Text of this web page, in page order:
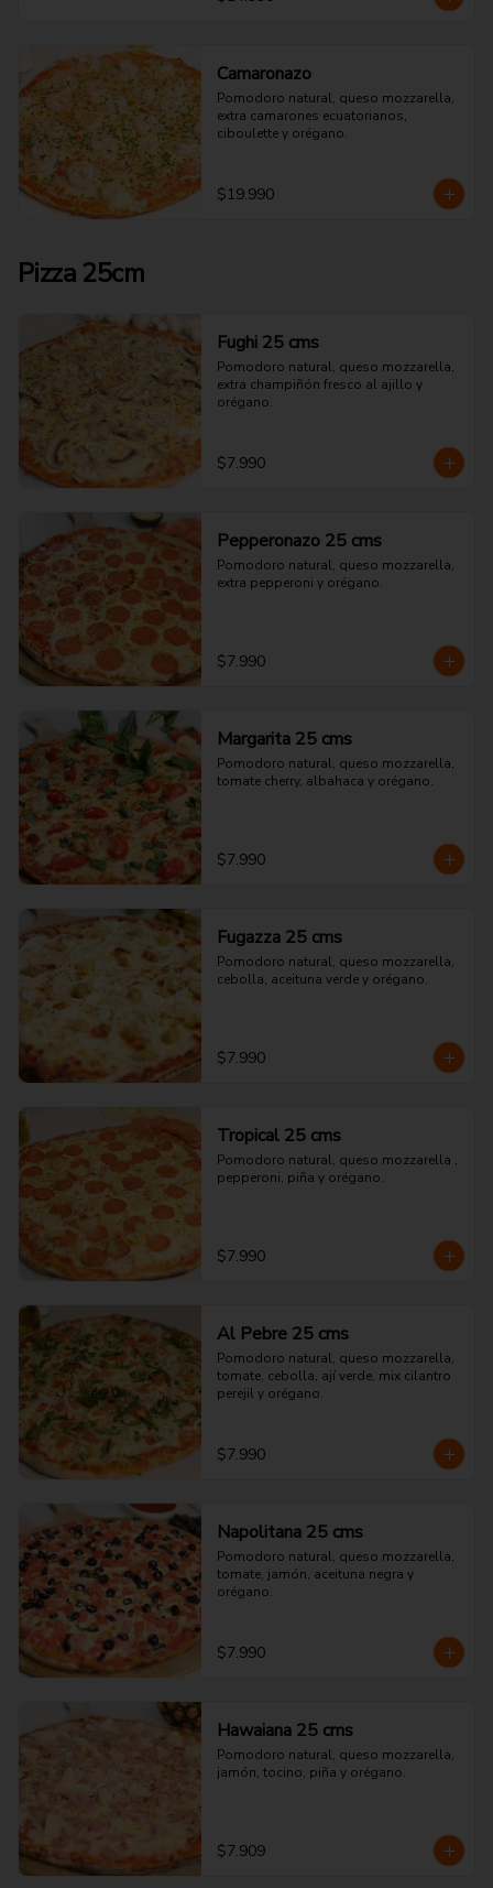
Camaronazo
Pomodoro natural, queso mozzarella,
extra camarones ecuatorianos,
ciboulette y orégano.
$19.990
Pizza 25cm
Fughi 25 cms
Pomodoro natural, queso mozzarella,
extra champiñón fresco al ajillo y
orégano.
$7.990
Pepperonazo 25 cms
Pomodoro natural, queso mozzarella,
extra pepperoni y orégano.
$7.990
Margarita 25 cms
Pomodoro natural, queso mozzarella,
tomate cherry, albahaca y orégano.
$7.990
Fugazza 25 cms
Pomodoro natural, queso mozzarella,
cebolla, aceituna verde y orégano.
$7.990
Tropical 25 cms
Pomodoro natural, queso mozzarella ,
pepperoni, piña y orégano.
$7.990
Al Pebre 25 cms
Pomodoro natural, queso mozzarella,
tomate, cebolla, ají verde, mix cilantro
perejil y orégano.
$7.990
Napolitana 25 cms
Pomodoro natural, queso mozzarella,
tomate, jamón, aceituna negra y
orégano.
$7.990
Hawaiana 25 cms
Pomodoro natural, queso mozzarella,
jamón, tocino, piña y orégano.
$7.909